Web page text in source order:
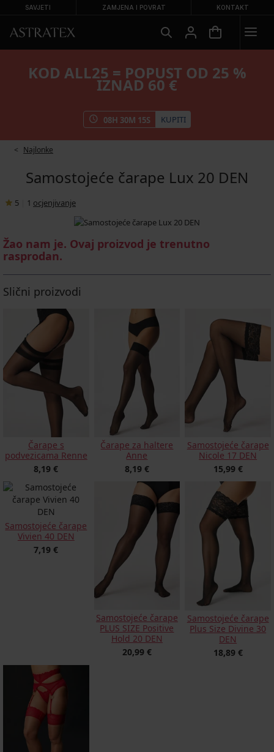
SAVJETI ZAMJENA I POVRAT KONTAKT
KOD ALL25 = POPUST OD 25 %
IZNAD 60 €
08H 30M 15S KUPITI
Najlonke
Samostojeće čarape Lux 20 DEN
5 1 ocjenjivanje
Žao nam je. Ovaj proizvod je trenutno
rasprodan.
Slični proizvodi
Čarape s
podvezicama Renne
8,19 €
Čarape za haltere
Anne
8,19 €
Samostojeće čarape
Nicole 17 DEN
15,99 €
Samostojeće čarape
Vivien 40 DEN
7,19 €
Samostojeće čarape
PLUS SIZE Positive
Hold 20 DEN
20,99 €
Samostojeće čarape
Plus Size Divine 30
DEN
18,89 €